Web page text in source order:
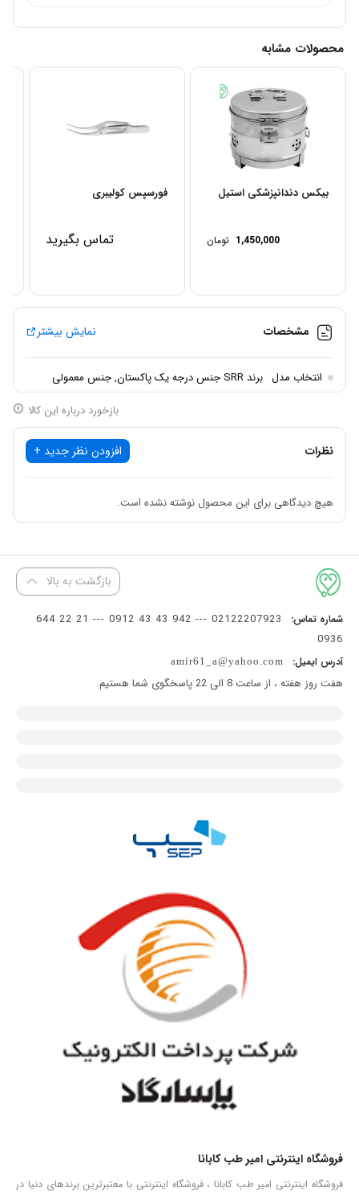
محصولات مشابه
بیکس دندانپزشکی استیل
1,450,000 تومان
فورسپس کولیبری
تماس بگیرید
مشخصات نمایش بیشتر
انتخاب مدل برند SRR جنس درجه یک پاکستان, جنس معمولی
بازخورد درباره این کالا
نظرات افزودن نظر جدید +
هیچ دیدگاهی برای این محصول نوشته نشده است.
بازگشت به بالا
شماره تماس:
02122207923 --- 942 43 43 0912 --- 21 22 644
0936
آدرس ایمیل: amir61_a@yahoo.com
هفت روز هفته ، از ساعت 8 الی 22 پاسخگوی شما هستیم.
فروشگاه اینترنتی امیر طب کابانا
فروشگاه اینترنتی امیر طب کابانا ، فروشگاه اینترنتی با معتبرترین برندهای دنیا در